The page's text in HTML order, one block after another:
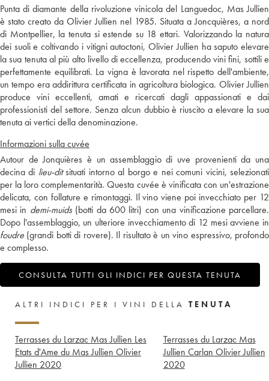
Punta di diamante della rivoluzione vinicola del Languedoc, Mas Jullien
è stato creato da Olivier Jullien nel 1985. Situata a Joncquières, a nord
di Montpellier, la tenuta si estende su 18 ettari. Valorizzando la natura
dei suoli e coltivando i vitigni autoctoni, Olivier Jullien ha saputo elevare
la sua tenuta al più alto livello di eccellenza, producendo vini fini, sottili e
perfettamente equilibrati. La vigna è lavorata nel rispetto dell'ambiente,
un tempo era addirittura certificata in agricoltura biologica. Olivier Jullien
produce vini eccellenti, amati e ricercati dagli appassionati e dai
professionisti del settore. Senza alcun dubbio è riuscito a elevare la sua
tenuta ai vertici della denominazione.
Informazioni sulla cuvée
Autour de Jonquières è un assemblaggio di uve provenienti da una
decina di lieu-ditsituati intorno al borgo e nei comuni vicini, selezionati
per la loro complementarità. Questa cuvée è vinificata con un'estrazione
delicata, con follature e rimontaggi. Il vino viene poi invecchiato per 12
mesi in demi-muids(botti da 600 litri) con una vinificazione parcellare.
Dopo l'assemblaggio, un ulteriore invecchiamento di 12 mesi avviene in
foudre (grandi botti di rovere). Il risultato è un vino espressivo, profondo
e complesso.
CONSULTA TUTTI GLI INDICI PER QUESTA TENUTA
ALTRI INDICI PER I VINI DELLA TENUTA
Terrasses du Larzac Mas Jullien Les
Etats d'Ame du Mas Jullien Olivier
Jullien 2020
Terrasses du Larzac Mas
Jullien Carlan Olivier Jullien
2020